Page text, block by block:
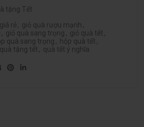
tặng Tết
rẻ , giỏ quà rượu mạnh ,
, giỏ quà sang trọng , giỏ quà tết ,
quà sang trọng , hộp quà tết ,
quà tặng tết , quà tết ý nghĩa